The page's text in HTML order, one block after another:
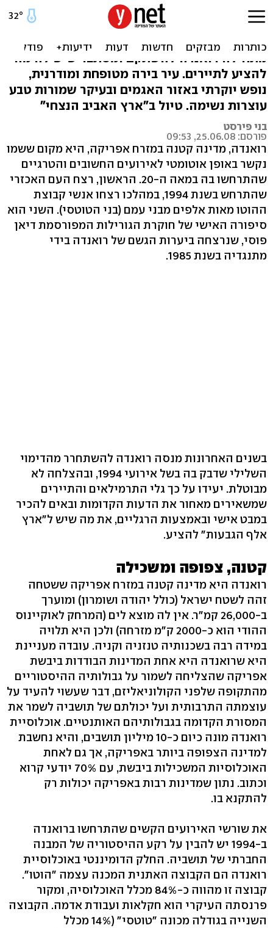
רואנדה: יוצאים מתוך הערפל
למרות שמאחוריה היסטוריה עקובה מדם
מתחילה רואנדה להשתקם ומסתבר שיש לה מה
להציע לתיירים. עיר בירה מטופחת ומודרנית,
נופש יוקרתי באזור האגמים ובעיקר שמורות טבע
עוצרות נשימה. טיול ב"ארץ האביב הנצחי"
בני פירסט
פורסם: 25.06.08, 09:53
רואנדה, מדינה קטנה במזרח אפריקה, היא מקום ששמו
נקשר באופן אוטומטי לאירועים החשובים והטרגיים
שהתרחשו בה במאה ה-20. הראשון, רצח העם האכזרי
שהתרחש בשנת 1994, במהלכו רצחו אנשי קבוצת
ההוטו מאות אלפים מבני עמם (בני הטוטסי). השני הוא
סיפורה האישי של חוקרת הגורילות המפורסמת דיאן
פוסי, שנרצחה ביערות הגשם של רואנדה בידי
מתנגדיה בשנת 1985.
בשנים האחרונות מנסה רואנדה להשתחרר מהדימוי
השלילי שדבק בה בשל אירועי 1994, ובהצלחה לא
מבוטלת. יעידו על כך גלי התרמילאים והתיירים
שמשאירים מאחור את הדעות הקדומות ובאים להכיר
במבט אישי ובאמצעות הרגליים, את מה שיש ל"ארץ
אלף הגבעות" להציע.
קטנה, צפופה ומשכילה
רואנדה היא מדינה קטנה במזרח אפריקה ששטחה
זהה לשטח ישראל (כולל יהודה ושומרון) ומוערך
ב-26,000 קמ"ר. אין לה מוצא לים (המרחק לאוקיינוס
ההודי הוא כ-2000 ק"מ מזרחה) ולכן היא תלויה
במידה רבה בשכנותיה טנזניה וקניה. עובדה מעניינת
היא שרואנדה היא אחת המדינות הבודדות ביבשת
אפריקה שהצליחה לשמור על גבולותיה ההיסטוריים
מהתקופה שלפני הקולוניאליזם, דבר שעשוי להעיד על
עוצמתה התרבותית ועל יכולתם של תושביה לשמר את
המסורת הקדומה בגבולותיהם האותנטיים. אוכלוסיית
רואנדה מונה כיום כ-10 מיליון תושבים, והיא נחשבת
למדינה הצפופה ביותר באפריקה, אך גם לאחת
האוכלוסיות המשכילות ביבשת, עם 70% יודעי קרוא
וכתוב. נתון שמדינות רבות באפריקה יכולות רק
להתקנא בו.
את שורשי האירועים הקשים שהתרחשו ברואנדה
ב-1994 יש להבין על רקע ההיסטוריה של המבנה
החברתי של תושביה. החלק הדומיננטי באוכלוסיית
רואנדה הם הקבוצה האתנית המכנה עצמה "הוטו".
קבוצה זו מהווה כ-84% מכלל האוכלוסיה, ומקור
פרנסתה העיקרי הוא חקלאות ועבודת אדמה. הקבוצה
השנייה בגודלה מכונה "טוטסי" (14% מכלל